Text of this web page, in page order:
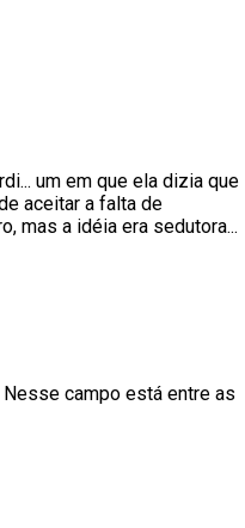
um em que ela dizia que
aceitar a falta de
mas a idéia era sedutora...
campo está entre as